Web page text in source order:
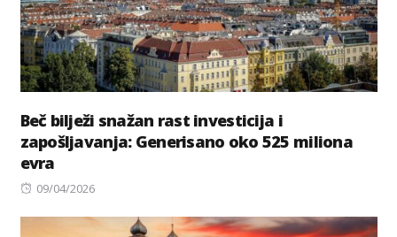
Beč bilježi snažan rast investicija i
zapošljavanja: Generisano oko 525 miliona
evra
Posted
09/04/2026